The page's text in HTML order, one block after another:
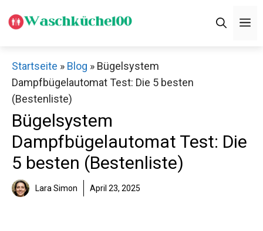
Inhalt
Startseite » Blog » Bügelsystem
Dampfbügelautomat Test: Die 5 besten
(Bestenliste)
Bügelsystem
Dampfbügelautomat Test: Die
5 besten (Bestenliste)
Lara Simon April 23, 2025